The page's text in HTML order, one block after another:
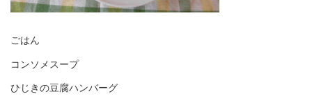
ごはん
コンソメスープ
ひじきの豆腐ハンバーグ